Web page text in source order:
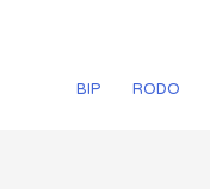
BIP
RODO